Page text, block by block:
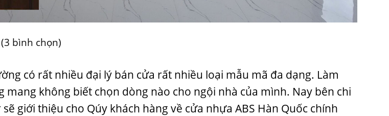
bình chọn)
có rất nhiều đại lý bán cửa rất nhiều loại mẫu mã đa dạng. Làm
mang không biết chọn dòng nào cho ngội nhà của mình. Nay bên chi
giới thiệu cho Qúy khách hàng về cửa nhựa ABS Hàn Quốc chính